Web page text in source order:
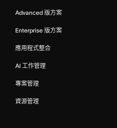
Advanced 版方案
Enterprise 版方案
應用程式整合
AI 工作管理
專案管理
資源管理